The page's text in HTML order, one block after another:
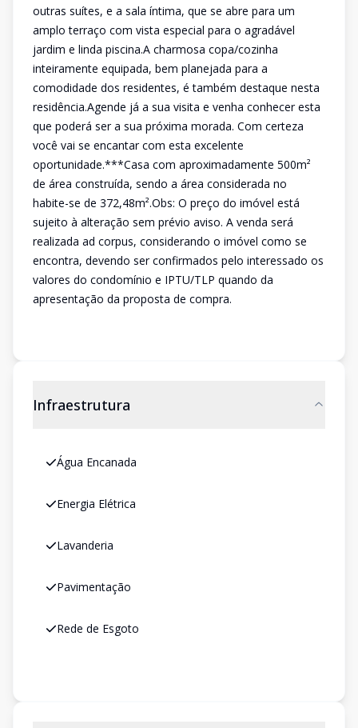
outras suítes, e a sala íntima, que se abre para um
amplo terraço com vista especial para o agradável
jardim e linda piscina.A charmosa copa/cozinha
inteiramente equipada, bem planejada para a
comodidade dos residentes, é também destaque nesta
residência.Agende já a sua visita e venha conhecer esta
que poderá ser a sua próxima morada. Com certeza
você vai se encantar com esta excelente
oportunidade.***Casa com aproximadamente 500m²
de área construída, sendo a área considerada no
habite-se de 372,48m².Obs: O preço do imóvel está
sujeito à alteração sem prévio aviso. A venda será
realizada ad corpus, considerando o imóvel como se
encontra, devendo ser confirmados pelo interessado os
valores do condomínio e IPTU/TLP quando da
apresentação da proposta de compra.
Infraestrutura
Água Encanada
Energia Elétrica
Lavanderia
Pavimentação
Rede de Esgoto